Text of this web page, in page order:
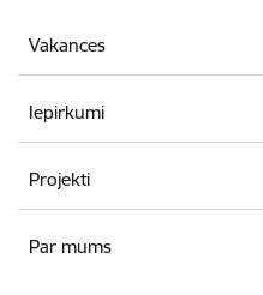
Vakances
Iepirkumi
Projekti
Par mums